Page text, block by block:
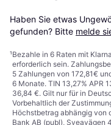
Haben Sie etwas
gefunden? Bitte melde
¹Bezahle in 6 Raten mit
erforderlich sein.
5 Zahlungen von 172,81€
6 Monate. TIN 13,27% APR
36,84 €. Gilt nur für in
Vorbehaltlich der
Höchstbetrag abhängig von
Bank AB (publ), Sveavägen